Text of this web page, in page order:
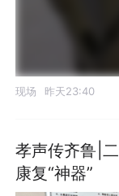
现场 昨天23:40
孝声传齐鲁|
康复“神器”